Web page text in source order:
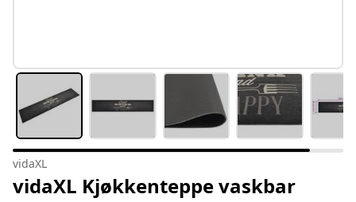
vidaXL
vidaXL Kjøkkenteppe vaskbar